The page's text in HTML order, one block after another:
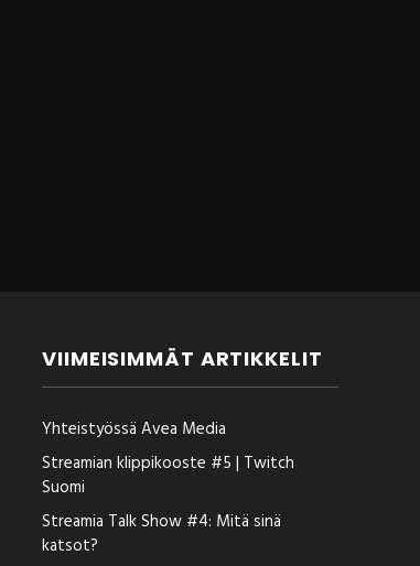
VIIMEISIMMÄT ARTIKKELIT
Yhteistyössä Avea Media
Streamian klippikooste #5 | Twitch
Suomi
Streamia Talk Show #4: Mitä sinä
katsot?